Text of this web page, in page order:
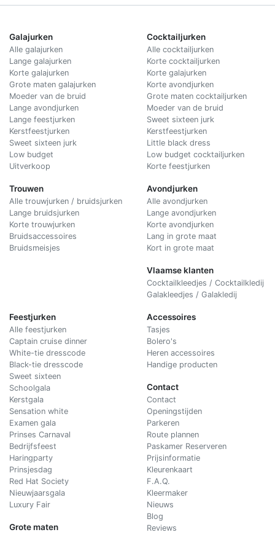
Galajurken
Alle galajurken
Lange galajurken
Korte galajurken
Grote maten galajurken
Moeder van de bruid
Lange avondjurken
Lange feestjurken
Kerstfeestjurken
Sweet sixteen jurk
Low budget
Uitverkoop
Trouwen
Alle trouwjurken / bruidsjurken
Lange bruidsjurken
Korte trouwjurken
Bruidsaccessoires
Bruidsmeisjes
Cocktailjurken
Alle cocktailjurken
Korte cocktailjurken
Korte galajurken
Korte avondjurken
Grote maten cocktailjurken
Moeder van de bruid
Sweet sixteen jurk
Kerstfeestjurken
Little black dress
Low budget cocktailjurken
Korte feestjurken
Avondjurken
Alle avondjurken
Lange avondjurken
Korte avondjurken
Lang in grote maat
Kort in grote maat
Vlaamse klanten
Cocktailkleedjes / Cocktailkledij
Galakleedjes / Galakledij
Feestjurken
Alle feestjurken
Captain cruise dinner
White-tie dresscode
Black-tie dresscode
Sweet sixteen
Schoolgala
Kerstgala
Sensation white
Examen gala
Prinses Carnaval
Bedrijfsfeest
Haringparty
Prinsjesdag
Red Hat Society
Nieuwjaarsgala
Luxury Fair
Grote maten
Accessoires
Tasjes
Bolero's
Heren accessoires
Handige producten
Contact
Contact
Openingstijden
Parkeren
Route plannen
Paskamer Reserveren
Prijsinformatie
Kleurenkaart
F.A.Q.
Kleermaker
Nieuws
Blog
Reviews